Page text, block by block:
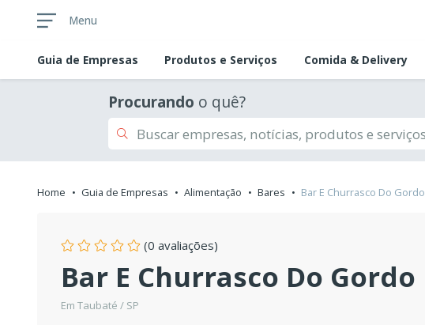
Menu
Guia de Empresas Produtos e Serviços Comida & Delivery
Procurando o quê?
Home Guia de Empresas Alimentação Bares Bar E Churrasco Do Gordo
(0 avaliações)
Bar E Churrasco Do Gordo
Em Taubaté / SP